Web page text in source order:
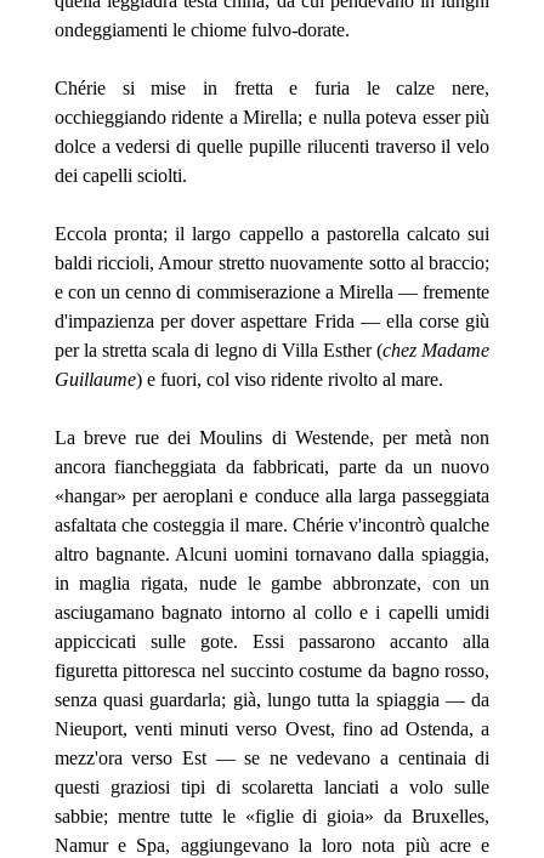
ondeggiamenti le chiome fulvo-dorate.
Chérie si mise in fretta e furia le calze nere,
occhieggiando ridente a Mirella; e nulla poteva esser più
dolce a vedersi di quelle pupille rilucenti traverso il velo
dei capelli sciolti.
Eccola pronta; il largo cappello a pastorella calcato sui
baldi riccioli, Amour stretto nuovamente sotto al braccio;
e con un cenno di commiserazione a Mirella — fremente
d'impazienza per dover aspettare Frida — ella corse giù
per la stretta scala di legno di Villa Esther (chez Madame
Guillaume) e fuori, col viso ridente rivolto al mare.
La breve rue dei Moulins di Westende, per metà non
ancora fiancheggiata da fabbricati, parte da un nuovo
«hangar» per aeroplani e conduce alla larga passeggiata
asfaltata che costeggia il mare. Chérie v'incontrò qualche
altro bagnante. Alcuni uomini tornavano dallaspiaggia,
in maglia rigata, nude le gambe abbronzate, con un
asciugamano bagnato intorno al collo e i capelli umidi
appiccicati sulle gote. Essi passarono accanto alla
figuretta pittoresca nel succinto costume da bagno rosso,
senza quasi guardarla; già, lungo tutta la spiaggia — da
Nieuport, venti minuti verso Ovest, fino ad Ostenda, a
mezz'ora verso Est — se ne vedevano a centinaia di
questi graziosi tipi di scolaretta lanciati a volo sulle
sabbie; mentre tutte le «figlie di gioia» da Bruxelles,
Namur e Spa, aggiungevano la loro nota più acre e